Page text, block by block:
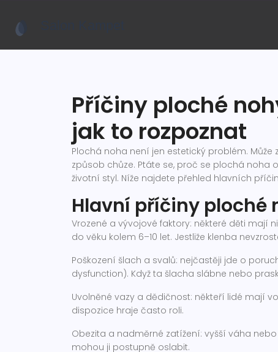
Příčiny ploché
jak to rozpoznat
Plochá noha není jen estetický problém.
způsob chůze. Ptáte se, proč se plochá noha
životní styl. Níže najdete přehled hlavních
Hlavní příčiny ploché
Vrozené a vývojové faktory: některé děti mají
do věku kolem 6–10 let. Jestliže klenba
Poškození šlach a svalů: nejčastěji jde o
dysfunction). Když ta šlacha slábne nebo
Uvolněné vazy a dědičnost: někteří lidé mají
dispozice hraje často roli.
Obezita a nadměrné zatížení: vyšší váha
mohou ji postupně oslabit.